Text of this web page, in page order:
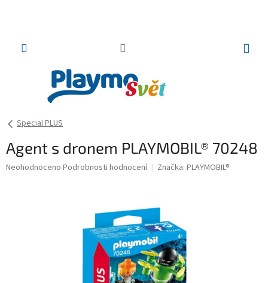
Special PLUS
Agent s dronem PLAYMOBIL® 70248
Průměrné
Neohodnoceno Podrobnosti hodnocení Značka: PLAYMOBIL®